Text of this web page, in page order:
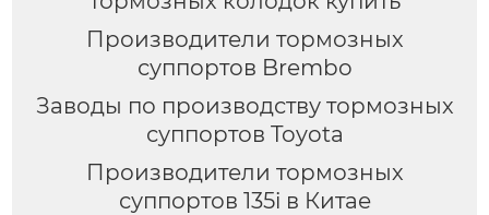
Производители тормозных
суппортов Brembo
Заводы по производству тормозных
суппортов Toyota
Производители тормозных
суппортов 135i в Китае